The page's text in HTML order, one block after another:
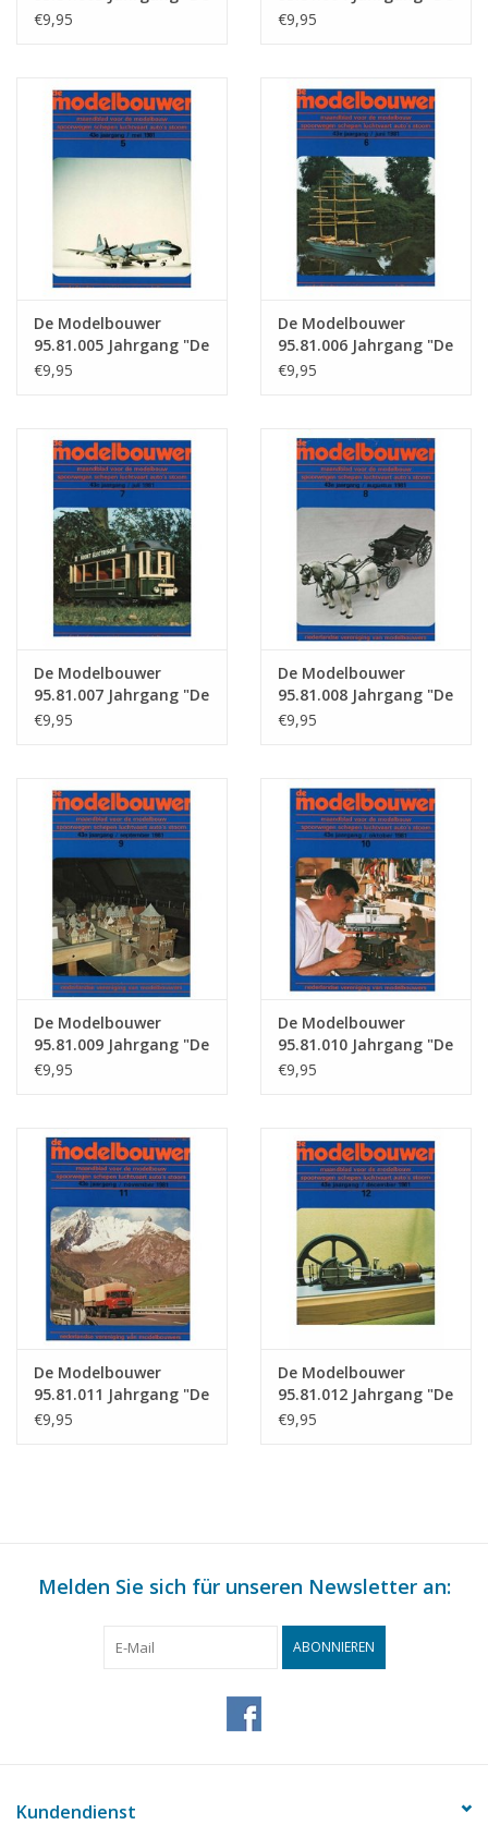
Modelbouwer"
€9,95
Modelbouwer"
€9,95
De Modelbouwer
95.81.005 Jahrgang "De
Modelbouwer"
€9,95
De Modelbouwer
95.81.006 Jahrgang "De
Modelbouwer"
€9,95
De Modelbouwer
95.81.007 Jahrgang "De
Modelbouwer"
€9,95
De Modelbouwer
95.81.008 Jahrgang "De
Modelbouwer"
€9,95
De Modelbouwer
95.81.009 Jahrgang "De
Modelbouwer"
€9,95
De Modelbouwer
95.81.010 Jahrgang "De
Modelbouwer"
€9,95
De Modelbouwer
95.81.011 Jahrgang "De
Modelbouwer"
€9,95
De Modelbouwer
95.81.012 Jahrgang "De
Modelbouwer"
€9,95
Melden Sie sich für unseren Newsletter an:
ABONNIEREN
Kundendienst